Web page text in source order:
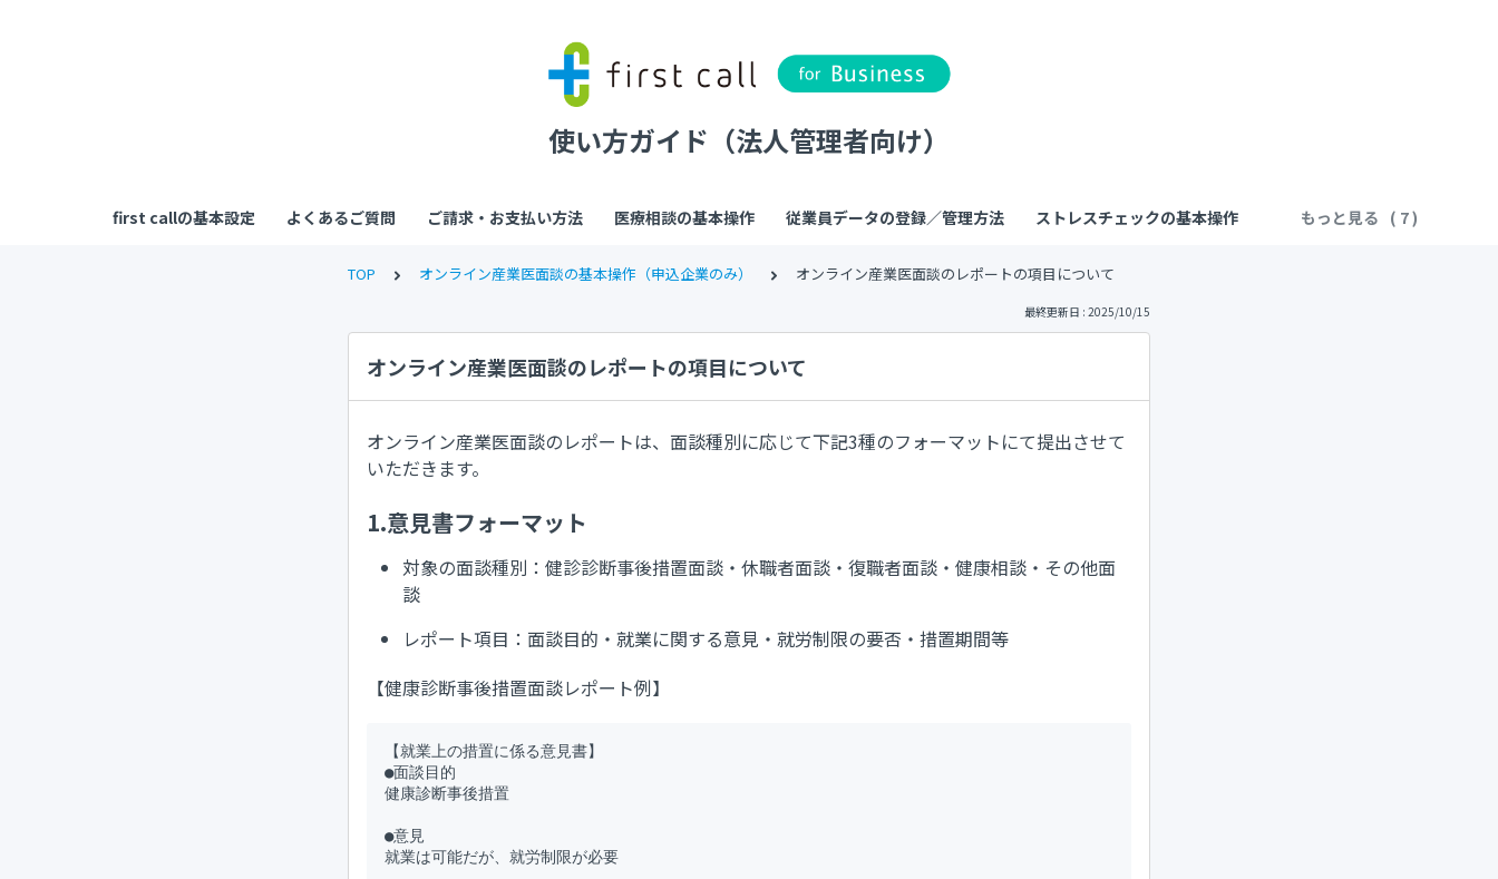
使い方ガイド（法人管理者向け）
first callの基本設定 よくあるご質問 ご請求・お支払い方法 医療相談の基本操作 従業員データの登録／管理方法 ストレスチェックの基本操作 もっと見る
TOP オンライン産業医面談の基本操作（申込企業のみ） オンライン産業医面談のレポートの項目について
最終更新日 : 2025/10/15
オンライン産業医面談のレポートの項目について
オンライン産業医面談のレポートは、面談種別に応じて下記3種のフォーマットにて提出させて
いただきます。
1.意見書フォーマット
対象の面談種別：健診診断事後措置面談・休職者面談・復職者面談・健康相談・その他面
談
レポート項目：面談目的・就業に関する意見・就労制限の要否・措置期間等
【健康診断事後措置面談レポート例】
【就業上の措置に係る意見書】
●面談目的
健康診断事後措置
●意見
就業は可能だが、就労制限が必要